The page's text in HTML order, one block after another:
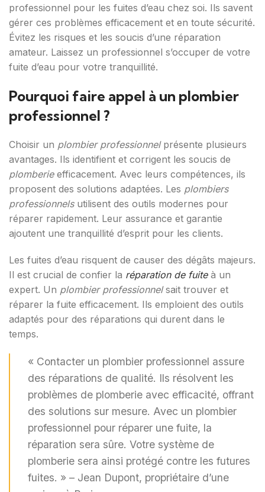
professionnel pour les fuites d’eau chez soi. Ils savent
gérer ces problèmes efficacement et en toute sécurité.
Évitez les risques et les soucis d’une réparation
amateur. Laissez un professionnel s’occuper de votre
fuite d’eau pour votre tranquillité.
Pourquoi faire appel à un plombier
professionnel ?
Choisir un plombier professionnelprésente plusieurs
avantages. Ils identifient et corrigent les soucis de
plomberieefficacement. Avec leurs compétences, ils
proposent des solutions adaptées. Les plombiers
professionnelsutilisent des outils modernes pour
réparer rapidement. Leur assurance et garantie
ajoutent une tranquillité d’esprit pour les clients.
Les fuites d’eau risquent de causer des dégâts majeurs.
Il est crucial de confier la réparation de fuiteà un
expert. Un plombier professionnelsait trouver et
réparer la fuite efficacement. Ils emploient des outils
adaptés pour des réparations qui durent dans le
temps.
« Contacter un plombier professionnel assure
des réparations de qualité. Ils résolvent les
problèmes de plomberie avec efficacité, offrant
des solutions sur mesure. Avec un plombier
professionnel pour réparer une fuite, la
réparation sera sûre. Votre système de
plomberie sera ainsi protégé contre les futures
fuites. » – Jean Dupont, propriétaire d’une